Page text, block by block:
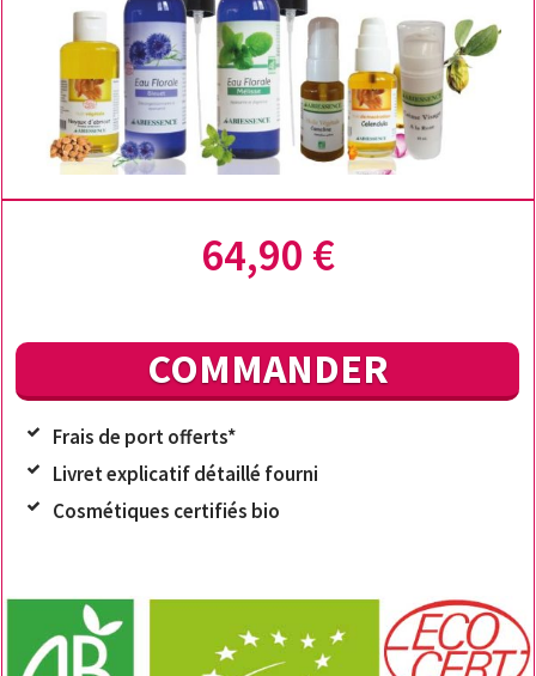
64,90 €
COMMANDER
Frais de port offerts*
Livret explicatif détaillé fourni
Cosmétiques certifiés bio